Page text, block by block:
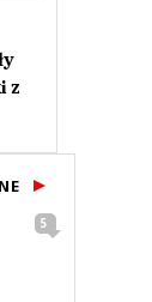
z
5